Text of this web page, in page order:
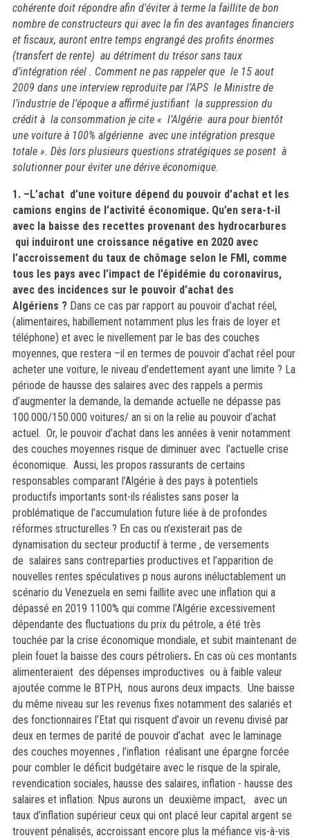
cohérente doit répondre afin d'éviter à terme la faillite de bon
nombre de constructeurs qui avec la fin des avantages financiers
et fiscaux, auront entre temps engrangé des profits énormes
(transfert de rente) au détriment du trésor sans taux
d’intégration réel . Comment ne pas rappeler que le 15 aout
2009 dans une interview reproduite par l’APS le Ministre de
l’industrie de l’époque a affirmé justifiant la suppression du
crédit à la consommation je cite « l’Algérie aura pour bientôt
une voiture à 100% algérienne avec une intégration presque
totale ». Dès lors plusieurs questions stratégiques se posent à
solutionner pour éviter une dérive économique.
1. –L’achat d’une voiture dépend du pouvoir d’achat et les
camions engins de l’activité économique. Qu’en sera-t-il
avec la baisse des recettes provenant des hydrocarbures
qui induiront une croissance négative en 2020 avec
l’accroissement du taux de chômage selon le FMI, comme
tous les pays avec l’impact de l’épidémie du coronavirus,
avec des incidences sur le pouvoir d’achat des
Algériens ? Dans ce cas par rapport au pouvoir d’achat réel,
(alimentaires, habillement notamment plus les frais de loyer et
téléphone) et avec le nivellement par le bas des couches
moyennes, que restera –il en termes de pouvoir d’achat réel pour
acheter une voiture, le niveau d’endettement ayant une limite ? La
période de hausse des salaires avec des rappels a permis
d’augmenter la demande, la demande actuelle ne dépasse pas
100.000/150.000 voitures/ an si on la relie au pouvoir d’achat
actuel. Or, le pouvoir d’achat dans les années à venir notamment
des couches moyennes risque de diminuer avec l’actuelle crise
économique. Aussi, les propos rassurants de certains
responsables comparant l’Algérie à des pays à potentiels
productifs importants sont-ils réalistes sans poser la
problématique de l’accumulation future liée à de profondes
réformes structurelles ? En cas ou n’existerait pas de
dynamisation du secteur productif à terme , de versements
de salaires sans contreparties productives et l’apparition de
nouvelles rentes spéculatives p nous aurons inéluctablement un
scénario du Venezuela en semi faillite avec une inflation qui a
dépassé en 2019 1100% qui comme l’Algérie excessivement
dépendante des fluctuations du prix du pétrole, a été très
touchée par la crise économique mondiale, et subit maintenant de
plein fouet la baisse des cours pétroliers.En cas où ces montants
alimenteraient des dépenses improductives ou à faible valeur
ajoutée comme le BTPH, nous aurons deux impacts. Une baisse
du même niveau sur les revenus fixes notamment des salariés et
des fonctionnaires l’Etat qui risquent d’avoir un revenu divisé par
deux en termes de parité de pouvoir d’achat avec le laminage
des couches moyennes , l’inflation réalisant une épargne forcée
pour combler le déficit budgétaire avec le risque de la spirale,
revendication sociales, hausse des salaires, inflation - hausse des
salaires et inflation. Npus aurons un deuxième impact, avec un
taux d’inflation supérieur ceux qui ont placé leur capital argent se
trouvent pénalisés, accroissant encore plus la méfiance vis-à-vis